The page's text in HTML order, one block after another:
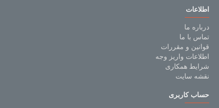
اطلاعات
درباره ما
تماس با ما
قوانین و مقررات
اطلاعات واریز وجه
شرایط همکاری
نقشه سایت
حساب کاربری